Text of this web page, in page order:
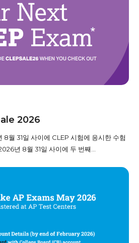
2026
8월 31일 사이에 CLEP 시험에 응시한 수험
년 8월 31일 사이에 두 번째...